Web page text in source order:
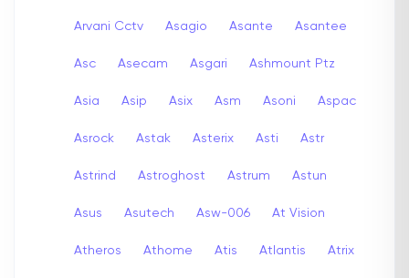
Arvani Cctv Asagio Asante Asantee
Asc Asecam Asgari Ashmount Ptz
Asia Asip Asix Asm Asoni Aspac
Asrock Astak Asterix Asti Astr
Astrind Astroghost Astrum Astun
Asus Asutech Asw-006 At Vision
Atheros Athome Atis Atlantis Atrix